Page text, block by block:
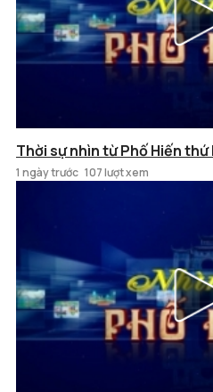
Thời sự nhìn từ Phố Hiến
1 ngày trước 107 lượt xem